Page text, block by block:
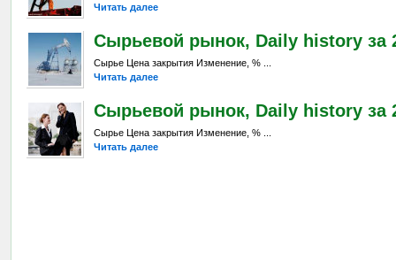
Читать далее
Сырьевой рынок, Daily history за
Сырье Цена закрытия Изменение, % ...
Читать далее
Сырьевой рынок, Daily history за
Сырье Цена закрытия Изменение, % ...
Читать далее